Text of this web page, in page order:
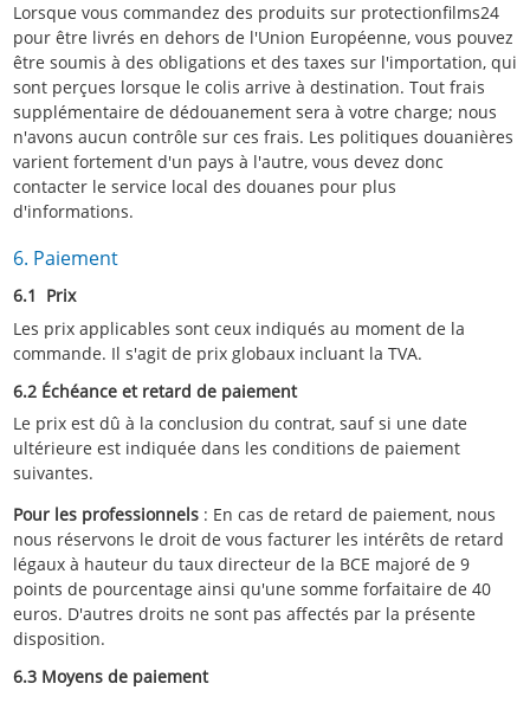
Lorsque vous commandez des produits sur protectionfilms24
pour être livrés en dehors de l'Union Européenne, vous pouvez
être soumis à des obligations et des taxes sur l'importation, qui
sont perçues lorsque le colis arrive à destination. Tout frais
supplémentaire de dédouanement sera à votre charge; nous
n'avons aucun contrôle sur ces frais. Les politiques douanières
varient fortement d'un pays à l'autre, vous devez donc
contacter le service local des douanes pour plus
d'informations.
6. Paiement
6.1 Prix
Les prix applicables sont ceux indiqués au moment de la
commande. Il s'agit de prix globaux incluant la TVA.
6.2 Échéance et retard de paiement
Le prix est dû à la conclusion du contrat, sauf si une date
ultérieure est indiquée dans les conditions de paiement
suivantes.
Pour les professionnels : En cas de retard de paiement, nous
nous réservons le droit de vous facturer les intérêts de retard
légaux à hauteur du taux directeur de la BCE majoré de 9
points de pourcentage ainsi qu'une somme forfaitaire de 40
euros. D'autres droits ne sont pas affectés par la présente
disposition.
6.3 Moyens de paiement